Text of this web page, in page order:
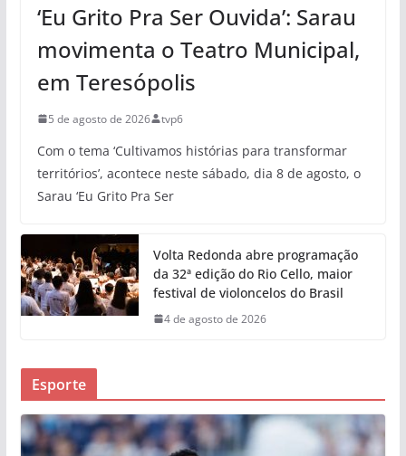
‘Eu Grito Pra Ser Ouvida’: Sarau
movimenta o Teatro Municipal,
em Teresópolis
5 de agosto de 2026 tvp6
Com o tema ‘Cultivamos histórias para transformar
territórios’, acontece neste sábado, dia 8 de agosto, o
Sarau ‘Eu Grito Pra Ser
Volta Redonda abre programação
da 32ª edição do Rio Cello, maior
festival de violoncelos do Brasil
4 de agosto de 2026
Esporte